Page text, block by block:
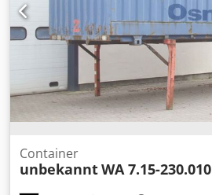
Container
unbekanntWA 7.15-230.010